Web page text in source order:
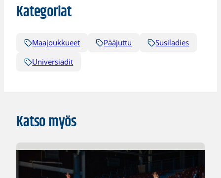
Kategoriat
Maajoukkueet Pääjuttu
Susiladies
Universiadit
Katso myös